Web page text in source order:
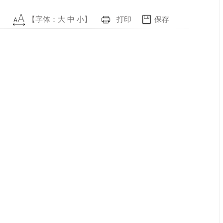
【字体： 大 中 小】 打印 保存